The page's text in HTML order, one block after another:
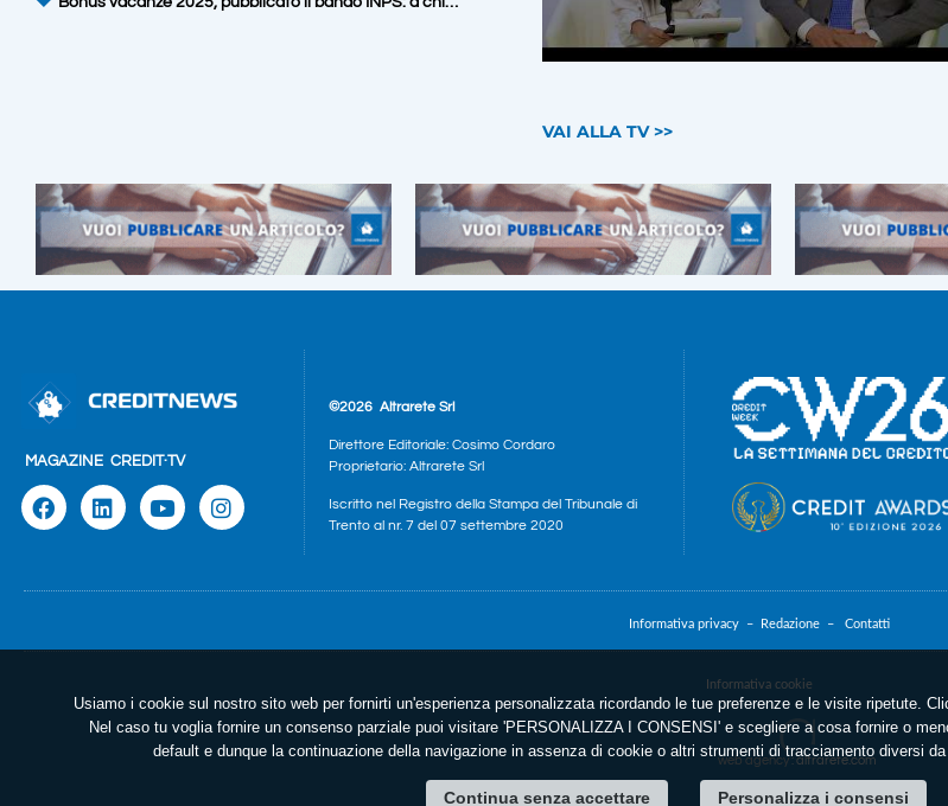
VAI ALLA TV >>
MAGAZINE CREDIT·TV
©2026 Altrarete Srl
Direttore Editoriale: Cosimo Cordaro
Proprietario: Altrarete Srl
Iscritto nel Registro della Stampa del Tribunale di
Trento al nr. 7 del 07 settembre 2020
Informativa privacy – Redazione – Contatti
Informativa cookie
web agency : altrarete.com
Usiamo i cookie sul nostro sito web per fornirti un'esperienza personalizzata ricordando le tue preferenze e le visite ripetute.
Nel caso tu voglia fornire un consenso parziale puoi visitare 'PERSONALIZZA I CONSENSI' e scegliere a cosa fornire o
default e dunque la continuazione della navigazione in assenza di cookie o altri strumenti di tracciamento diversi
Continua senza accettare Personalizza i consensi